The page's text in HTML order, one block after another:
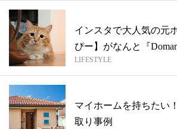
インスタで大人気の元
ぴー】がなんと『
LIFESTYLE
マイホームを持ちたい
取り事例